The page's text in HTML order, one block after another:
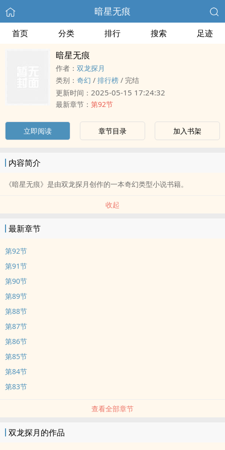
暗星无痕
首页 分类 排行 搜索 足迹
暗星无痕
作者： 双龙探月
类别： 奇幻 / 排行榜 / 完结
更新时间： 2025-05-15 17:24:32
最新章节： 第92节
立即阅读 章节目录 加入书架
内容简介
《暗星无痕》是由双龙探月创作的一本奇幻类型小说书籍。
收起
最新章节
第92节
第91节
第90节
第89节
第88节
第87节
第86节
第85节
第84节
第83节
查看全部章节
双龙探月的作品